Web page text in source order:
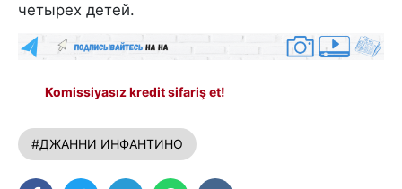
четырех детей.
Komissiyasız kredit sifariş et!
#ДЖАННИ ИНФАНТИНО